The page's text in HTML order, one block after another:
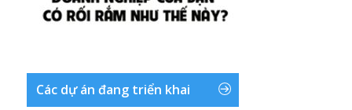
Các dự án đang triển khai